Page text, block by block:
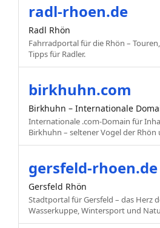
radl-rhoen.de
Radl Rhön
Fahrradportal für die Rhön –
Tipps für Radler.
birkhuhn.com
Birkhuhn – Internationale
Internationale .com-Domain für
Birkhuhn – seltener Vogel der
gersfeld-rhoen.de
Gersfeld Rhön
Stadtportal für Gersfeld – das Herz
Wasserkuppe, Wintersport und